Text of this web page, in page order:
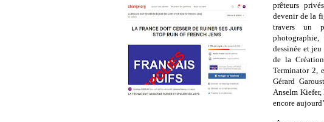
prêteurs
devenir de la
travers un
dessinée et
de la
Terminator 2,
Gérard
Anselm
encore